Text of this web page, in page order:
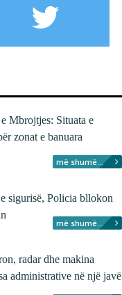
Mbrojtjes: Situata e
zonat e banuara
më shumë...
sigurisë, Policia bllokon
më shumë...
radar dhe makina
administrative në një javë